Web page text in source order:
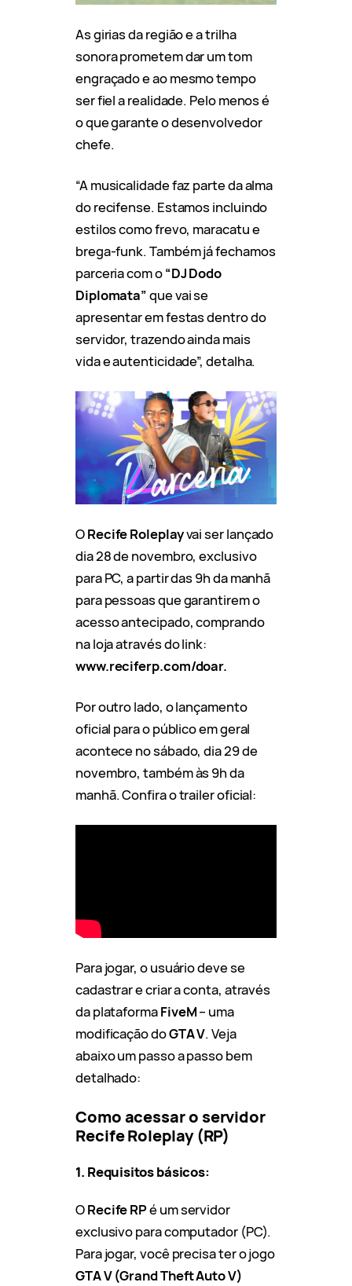
As girias da região e a trilha
sonora prometem dar um tom
engraçado e ao mesmo tempo
ser fiel a realidade. Pelo menos é
o que garante o desenvolvedor
chefe.
“A musicalidade faz parte da alma
do recifense. Estamos incluindo
estilos como frevo, maracatu e
brega-funk. Também já fechamos
parceria com o“DJ Dodo
Diplomata”que vai se
apresentar em festas dentro do
servidor, trazendo ainda mais
vida e autenticidade”, detalha.
ORecife Roleplayvai ser lançado
dia 28 de novembro, exclusivo
para PC, a partir das 9h da manhã
para pessoas que garantirem o
acesso antecipado, comprando
na loja através do link:
www.reciferp.com/doar.
Por outro lado, o lançamento
oficial para o público em geral
acontece no sábado, dia 29 de
novembro, também às 9h da
manhã. Confira o trailer oficial:
Para jogar, o usuário deve se
cadastrar e criar a conta, através
da plataformaFiveM– uma
modificação doGTA V. Veja
abaixo um passo a passo bem
detalhado:
Como acessar o servidor
Recife Roleplay (RP)
1. Requisitos básicos:
ORecife RPé um servidor
exclusivo para computador (PC).
Para jogar, você precisa ter o jogo
GTA V (Grand Theft Auto V)